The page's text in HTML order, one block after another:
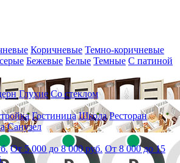
Коричневые Темно-коричневые
Бежевые Белые Темные С патиной
Глухие Со стеклом
Гостиница Школа Ресторан
Санузел
От 5 000 до 8 000 руб. От 8 000 до 15